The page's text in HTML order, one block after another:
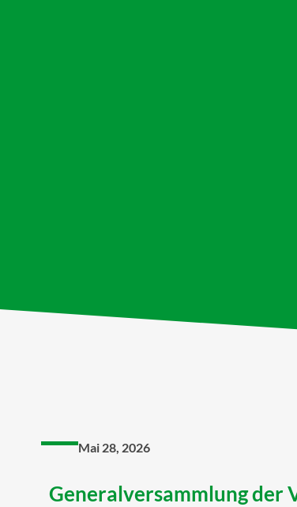
Mai 28, 2026
Generalversammlung der